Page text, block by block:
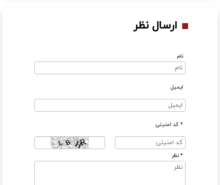
ارسال نظر
نام
ایمیل
* کد امنیتی
* نظر